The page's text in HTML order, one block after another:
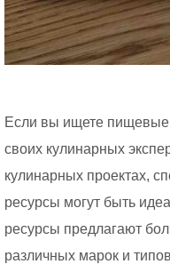
Если вы ищете пищевые
своих кулинарных
кулинарных проектах,
ресурсы могут быть
ресурсы предлагают
различных марок и